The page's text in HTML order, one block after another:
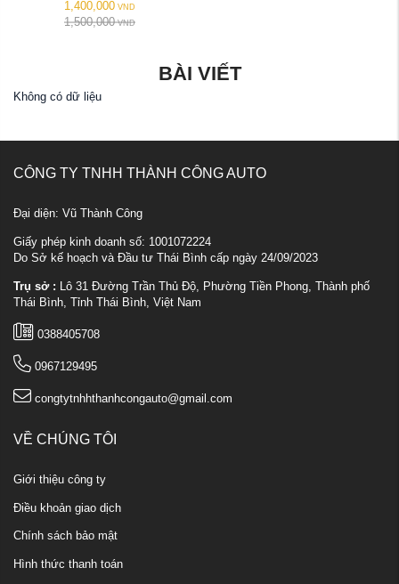
1,400,000 VND
1,500,000 VND
BÀI VIẾT
Không có dữ liệu
CÔNG TY TNHH THÀNH CÔNG AUTO
Đại diện: Vũ Thành Công
Giấy phép kinh doanh số: 1001072224
Do Sở kế hoạch và Đầu tư Thái Bình cấp ngày 24/09/2023
Trụ sở : Lô 31 Đường Trần Thủ Độ, Phường Tiền Phong, Thành phố
Thái Bình, Tỉnh Thái Bình, Việt Nam
0388405708
0967129495
congtytnhhthanhcongauto@gmail.com
VỀ CHÚNG TÔI
Giới thiệu công ty
Điều khoản giao dịch
Chính sách bảo mật
Hình thức thanh toán